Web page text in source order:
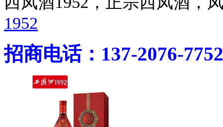
1952
招商电话：137-2076-7752